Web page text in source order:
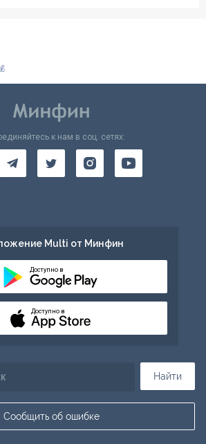
Найти
Сообщить об ошибке
к нам в соц. сетях:
Multi от Минфин
Доступно в
Доступно в